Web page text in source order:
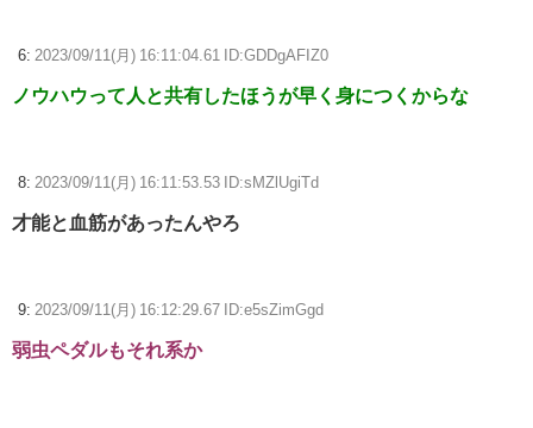
6: 2023/09/11(月) 16:11:04.61 ID:GDDgAFIZ0
ノウハウって人と共有したほうが早く身につくからな
8: 2023/09/11(月) 16:11:53.53 ID:sMZlUgiTd
才能と血筋があったんやろ
9: 2023/09/11(月) 16:12:29.67 ID:e5sZimGgd
弱虫ペダルもそれ系か